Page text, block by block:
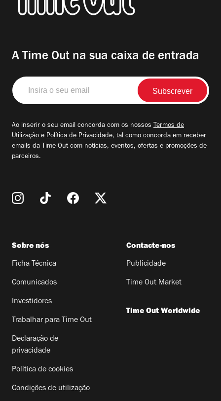
A Time Out na sua caixa de entrada
Insira
o
seu
Ao inserir o seu email concorda com os nossos Termos de
Utilização e Política de Privacidade, tal como concorda em receber
emails da Time Out com notícias, eventos, ofertas e promoções de
parceiros.
Sobre nós
Ficha Técnica
Comunicados
Investidores
Trabalhar para Time Out
Declaração de
privacidade
Política de cookies
Condições de utilização
Contacte-nos
Publicidade
Time Out Market
Time Out Worldwide